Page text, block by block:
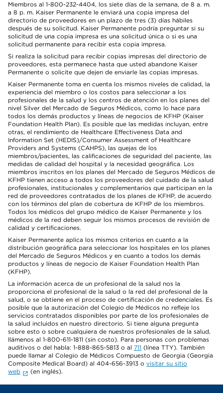
Miembros al 1-800-232-4404, los siete días de la semana, de 8 a. m.
a 8 p. m. Kaiser Permanente le enviará una copia impresa del
directorio de proveedores en un plazo de tres (3) días hábiles
después de su solicitud. Kaiser Permanente podría preguntar si su
solicitud de una copia impresa es una solicitud única o si es una
solicitud permanente para recibir esta copia impresa.
Si realiza la solicitud para recibir copias impresas del directorio de
proveedores, esta permanece hasta que usted abandone Kaiser
Permanente o solicite que dejen de enviarle las copias impresas.
Kaiser Permanente toma en cuenta los mismos niveles de calidad, la
experiencia del miembro o los costos para seleccionar a los
profesionales de la salud y los centros de atención en los planes del
nivel Silver del Mercado de Seguros Médicos, como lo hace para
todos los demás productos y líneas de negocios de KFHP (Kaiser
Foundation Health Plan). Es posible que las medidas incluyan, entre
otras, el rendimiento de Healthcare Effectiveness Data and
Information Set (HEDIS)/Consumer Assessment of Healthcare
Providers and Systems (CAHPS), las quejas de los
miembros/pacientes, las calificaciones de seguridad del paciente, las
medidas de calidad del hospital y la necesidad geográfica. Los
miembros inscritos en los planes del Mercado de Seguros Médicos de
KFHP tienen acceso a todos los proveedores del cuidado de la salud
profesionales, institucionales y complementarios que participan en la
red de proveedores contratados de los planes de KFHP, de acuerdo
con los términos del plan de cobertura de KFHP de los miembros.
Todos los médicos del grupo médico de Kaiser Permanente y los
médicos de la red deben seguir los mismos procesos de revisión de
calidad y certificaciones.
Kaiser Permanente aplica los mismos criterios en cuanto a la
distribución geográfica para seleccionar los hospitales en los planes
del Mercado de Seguros Médicos y en cuanto a todos los demás
productos y líneas de negocio de Kaiser Foundation Health Plan
(KFHP).
La información acerca de un profesional de la salud nos la
proporciona el profesional de la salud o la red del profesional de la
salud, o se obtiene en el proceso de certificación de credenciales. Es
posible que la autorización del Colegio de Médicos no refleje los
servicios contratados disponibles por parte de los profesionales de
la salud incluidos en nuestro directorio. Si tiene alguna pregunta
sobre esto o sobre cualquiera de nuestros profesionales de la salud,
llámenos al 1-800-611-1811 (sin costo). Para personas con problemas
auditivos o del habla: 1-888-865-5813 o al 711 (línea TTY). También
puede llamar al Colegio de Médicos Compuesto de Georgia (Georgia
Composite Medical Board) al 404-656-3913 o visitar su sitio
web
(en inglés).